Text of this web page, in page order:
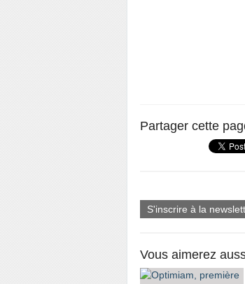
Partager cette
S'inscrire à la
Vous aimerez